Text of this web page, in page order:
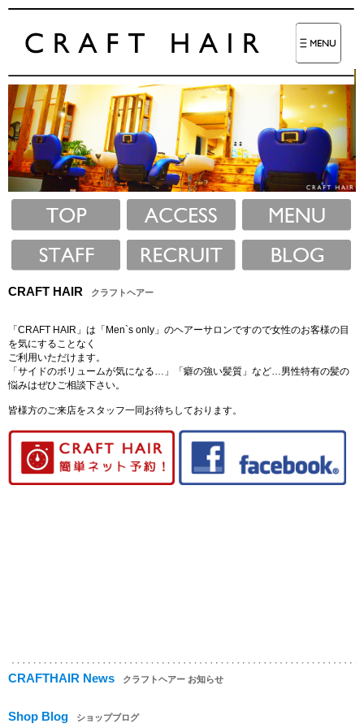
CRAFT HAIR クラフトヘアー
「CRAFT HAIR」は「Men`s only」のヘアーサロンですので女性のお客様の目
を気にすることなく
ご利用いただけます。
「サイドのボリュームが気になる…」「癖の強い髪質」など…男性特有の髪の
悩みはぜひご相談下さい。
皆様方のご来店をスタッフ一同お待ちしております。
CRAFTHAIR News クラフトヘアー お知らせ
Shop Blog ショップブログ